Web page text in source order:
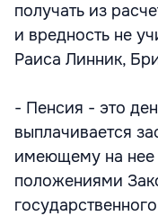
получать из
и вредность не
Раиса Линник,
- Пенсия - это
выплачивается
имеющему на нее
положениями